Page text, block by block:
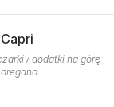
/ dodatki na górę